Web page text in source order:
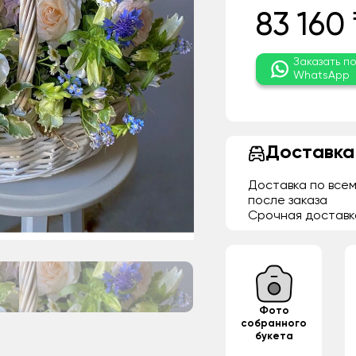
83 160
Заказать по
WhatsApp
Доставка по
после заказа
Срочная
Фото
собранного
букета